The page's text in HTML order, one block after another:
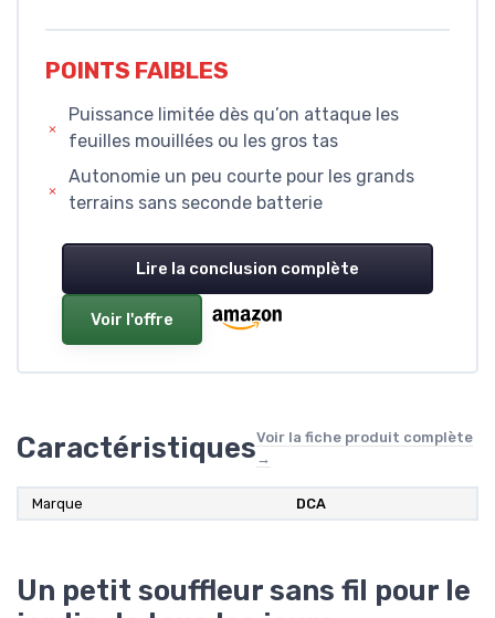
POINTS FAIBLES
Puissance limitée dès qu’on attaque les
feuilles mouillées ou les gros tas
Autonomie un peu courte pour les grands
terrains sans seconde batterie
Lire la conclusion complète
Voir l'offre
CaractéristiquesVoir la fiche produit complète
→
Marque DCA
Un petit souffleur sans fil pour le